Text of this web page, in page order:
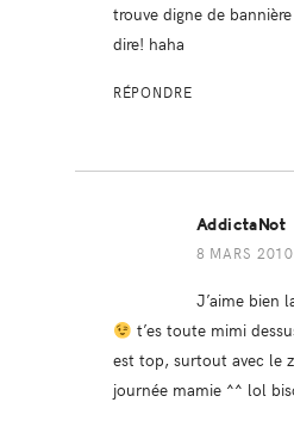
trouve digne de
dire! haha
RÉPONDRE
AddictaNot
8 MARS
J’aime bien
t’es toute mimi
est top, surtout avec le
journée mamie ^^ lol